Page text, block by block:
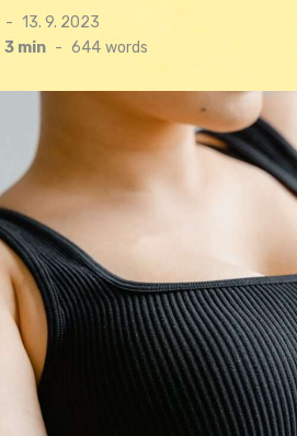
Posted
on
13. 9. 2023
3 min - 644 words